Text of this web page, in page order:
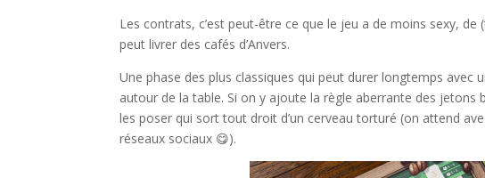
Les contrats, c’est peut-être ce que le jeu a de moins sexy,
peut livrer des cafés d’Anvers.
Une phase des plus classiques qui peut durer longtemps avec
autour de la table. Si on y ajoute la règle aberrante des
les poser qui sort tout droit d’un cerveau torturé (on attend
réseaux sociaux 😋).